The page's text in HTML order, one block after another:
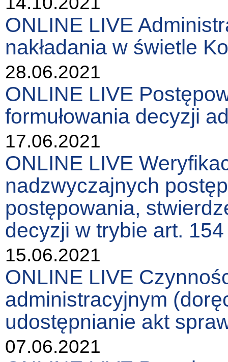
ONLINE LIVE
nakładania w świetle
28.06.2021
ONLINE LIVE
formułowania decyzji
17.06.2021
ONLINE LIVE
nadzwyczajnych
postępowania,
decyzji w trybie art.
15.06.2021
ONLINE LIVE
administracyjnym
udostępnianie akt
07.06.2021